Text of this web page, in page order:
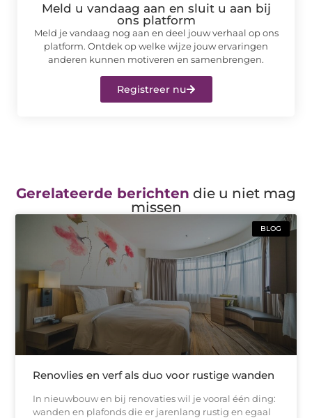
Meld u vandaag aan en sluit u aan bij
ons platform
Meld je vandaag nog aan en deel jouw verhaal op ons
platform. Ontdek op welke wijze jouw ervaringen
anderen kunnen motiveren en samenbrengen.
Registreer nu
Gerelateerde berichten die u niet mag
missen
BLOG
Renovlies en verf als duo voor rustige wanden
In nieuwbouw en bij renovaties wil je vooral één ding:
wanden en plafonds die er jarenlang rustig en egaal